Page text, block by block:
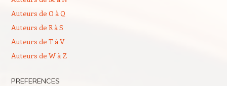
Auteurs de O à Q
Auteurs de R à S
Auteurs de T à V
Auteurs de W à Z
PREFERENCES